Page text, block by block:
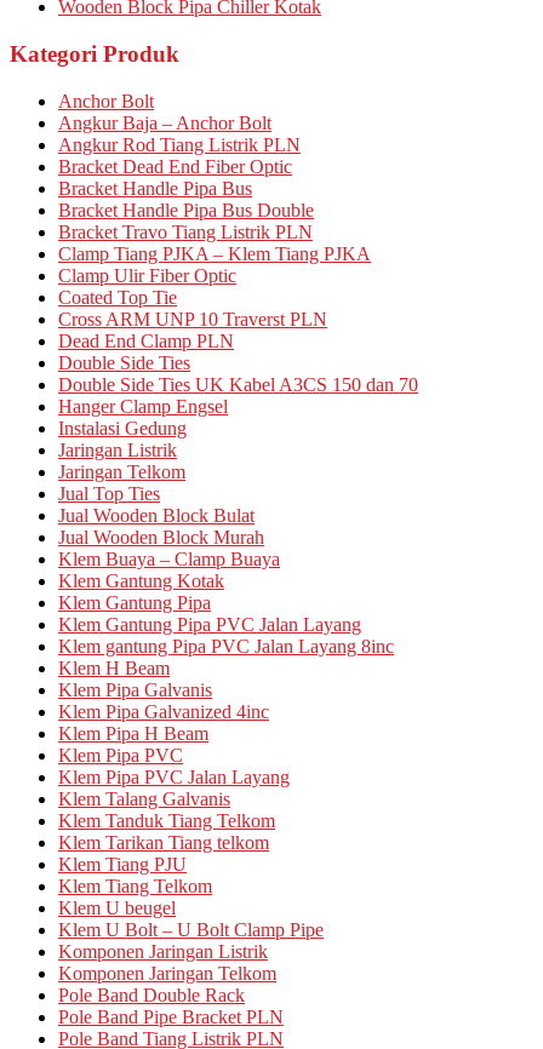
Wooden Block Pipa Chiller Kotak
Kategori Produk
Anchor Bolt
Angkur Baja – Anchor Bolt
Angkur Rod Tiang Listrik PLN
Bracket Dead End Fiber Optic
Bracket Handle Pipa Bus
Bracket Handle Pipa Bus Double
Bracket Travo Tiang Listrik PLN
Clamp Tiang PJKA – Klem Tiang PJKA
Clamp Ulir Fiber Optic
Coated Top Tie
Cross ARM UNP 10 Traverst PLN
Dead End Clamp PLN
Double Side Ties
Double Side Ties UK Kabel A3CS 150 dan 70
Hanger Clamp Engsel
Instalasi Gedung
Jaringan Listrik
Jaringan Telkom
Jual Top Ties
Jual Wooden Block Bulat
Jual Wooden Block Murah
Klem Buaya – Clamp Buaya
Klem Gantung Kotak
Klem Gantung Pipa
Klem Gantung Pipa PVC Jalan Layang
Klem gantung Pipa PVC Jalan Layang 8inc
Klem H Beam
Klem Pipa Galvanis
Klem Pipa Galvanized 4inc
Klem Pipa H Beam
Klem Pipa PVC
Klem Pipa PVC Jalan Layang
Klem Talang Galvanis
Klem Tanduk Tiang Telkom
Klem Tarikan Tiang telkom
Klem Tiang PJU
Klem Tiang Telkom
Klem U beugel
Klem U Bolt – U Bolt Clamp Pipe
Komponen Jaringan Listrik
Komponen Jaringan Telkom
Pole Band Double Rack
Pole Band Pipe Bracket PLN
Pole Band Tiang Listrik PLN